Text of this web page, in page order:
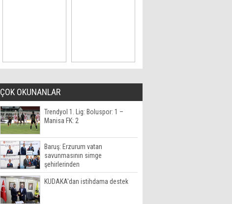
ÇOK OKUNANLAR
Trendyol 1. Lig: Boluspor: 1 –
Manisa FK: 2
Baruş: Erzurum vatan
savunmasının simge
şehirlerinden
KUDAKA'dan istihdama destek